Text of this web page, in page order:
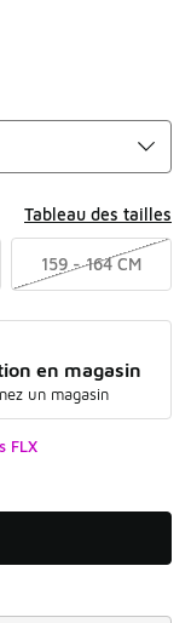
Tableau des tailles
159 - 164 CM
en magasin
un magasin
FLX